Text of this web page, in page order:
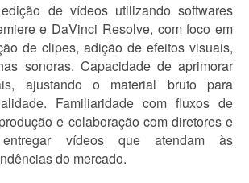
de vídeos utilizando softwares
e DaVinci Resolve, com foco em
de clipes, adição de efeitos visuais,
sonoras. Capacidade de aprimorar
ajustando o material bruto para
Familiaridade com fluxos de
e colaboração com diretores e
vídeos que atendam às
do mercado.